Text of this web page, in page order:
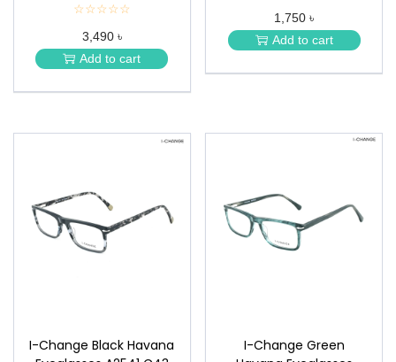
☆☆☆☆☆
★
★
★
★
3,490 ৳
Add to cart
★
★
★
1,750 ৳
Add to cart
I-Change Black Havana
I-Change Green